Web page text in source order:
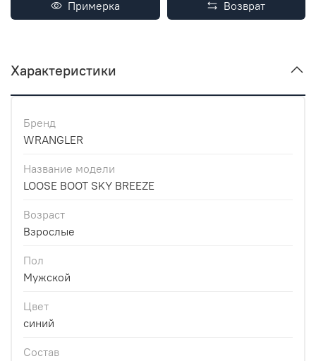
Примерка Возврат
Характеристики
Бренд
WRANGLER
Название модели
LOOSE BOOT SKY BREEZE
Возраст
Взрослые
Пол
Мужской
Цвет
синий
Состав